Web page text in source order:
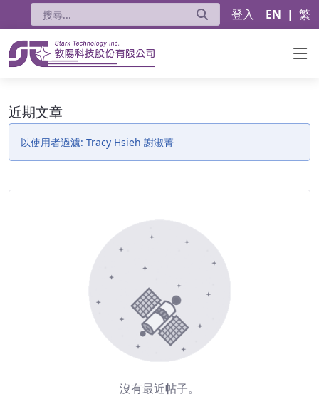
登入 EN | 繁
近期文章
以使用者過濾: Tracy Hsieh 謝淑菁
沒有最近帖子。